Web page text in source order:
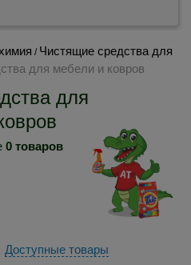
/ Чистящие средства для
для мебели и ковров
для
0 товаров
Доступные товары